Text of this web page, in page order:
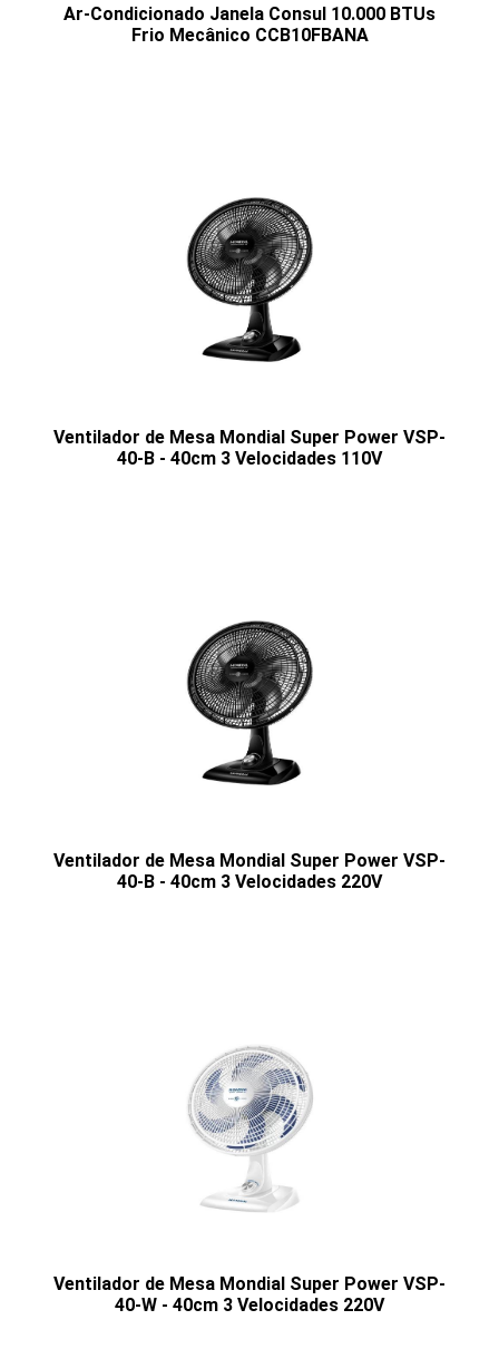
Ar-Condicionado Janela Consul 10.000 BTUs
Frio Mecânico CCB10FBANA
Ventilador de Mesa Mondial Super Power VSP-
40-B - 40cm 3 Velocidades 110V
Ventilador de Mesa Mondial Super Power VSP-
40-B - 40cm 3 Velocidades 220V
Ventilador de Mesa Mondial Super Power VSP-
40-W - 40cm 3 Velocidades 220V